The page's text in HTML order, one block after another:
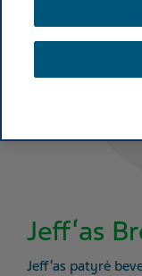
Jeff‘as
Jeff‘as patyrė